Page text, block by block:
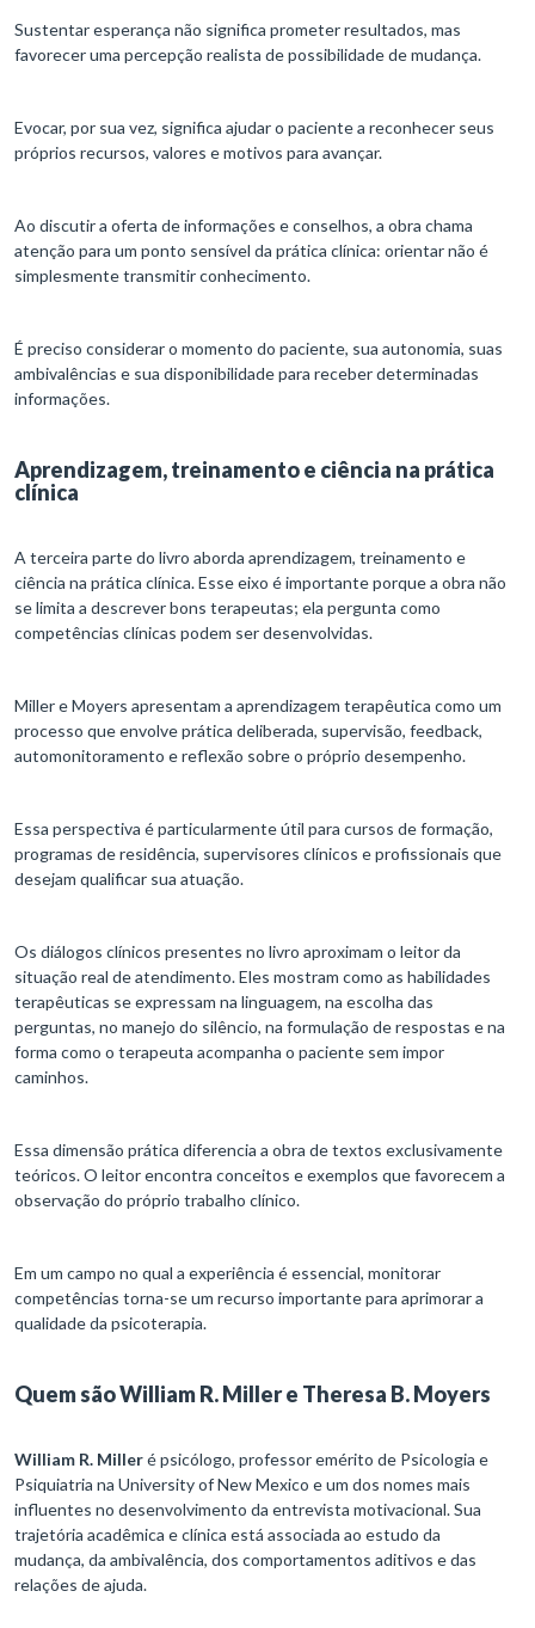
Sustentar esperança não significa prometer resultados, mas
favorecer uma percepção realista de possibilidade de mudança.
Evocar, por sua vez, significa ajudar o paciente a reconhecer seus
próprios recursos, valores e motivos para avançar.
Ao discutir a oferta de informações e conselhos, a obra chama
atenção para um ponto sensível da prática clínica: orientar não é
simplesmente transmitir conhecimento.
É preciso considerar o momento do paciente, sua autonomia, suas
ambivalências e sua disponibilidade para receber determinadas
informações.
Aprendizagem, treinamento e ciência na prática
clínica
A terceira parte do livro aborda aprendizagem, treinamento e
ciência na prática clínica. Esse eixo é importante porque a obra não
se limita a descrever bons terapeutas; ela pergunta como
competências clínicas podem ser desenvolvidas.
Miller e Moyers apresentam a aprendizagem terapêutica como um
processo que envolve prática deliberada, supervisão, feedback,
automonitoramento e reflexão sobre o próprio desempenho.
Essa perspectiva é particularmente útil para cursos de formação,
programas de residência, supervisores clínicos e profissionais que
desejam qualificar sua atuação.
Os diálogos clínicos presentes no livro aproximam o leitor da
situação real de atendimento. Eles mostram como as habilidades
terapêuticas se expressam na linguagem, na escolha das
perguntas, no manejo do silêncio, na formulação de respostas e na
forma como o terapeuta acompanha o paciente sem impor
caminhos.
Essa dimensão prática diferencia a obra de textos exclusivamente
teóricos. O leitor encontra conceitos e exemplos que favorecem a
observação do próprio trabalho clínico.
Em um campo no qual a experiência é essencial, monitorar
competências torna-se um recurso importante para aprimorar a
qualidade da psicoterapia.
Quem são William R. Miller e Theresa B. Moyers
William R. Milleré psicólogo, professor emérito de Psicologia e
Psiquiatria na University of New Mexico e um dos nomes mais
influentes no desenvolvimento da entrevista motivacional. Sua
trajetória acadêmica e clínica está associada ao estudo da
mudança, da ambivalência, dos comportamentos aditivos e das
relações de ajuda.